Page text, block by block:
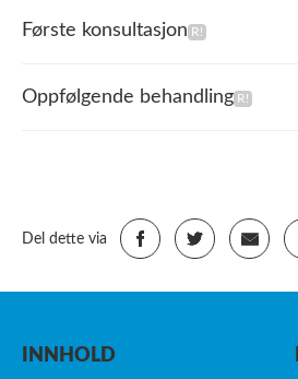
Første konsultasjon
Oppfølgende behandling
Del dette via
INNHOLD